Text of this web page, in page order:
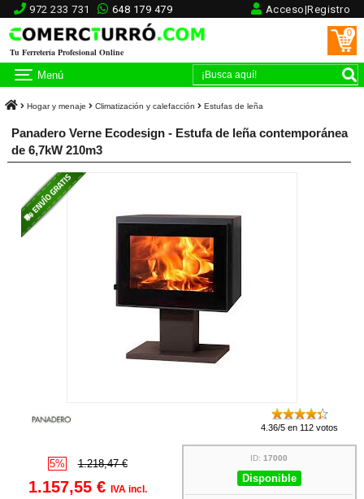
972 233 731 648 179 479 Acceso|Registro
Tu Ferretería Profesional Online
0
Menú
Hogar y menaje Climatización y calefacción Estufas de leña
Panadero Verne Ecodesign - Estufa de leña contemporánea
de 6,7kW 210m3
4.36/5 en 112 votos
5% 1.218,47 €
1.157,55 € IVA incl.
ID:17000
Disponible